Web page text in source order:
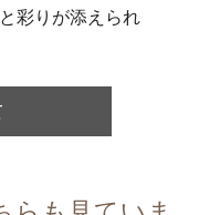
彩りが添えられ